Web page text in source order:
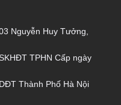
Nguyễn Huy Tưởng,
TPHN Cấp ngày
Thành Phố Hà Nội